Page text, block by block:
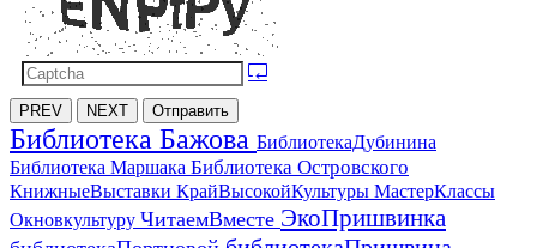
PREV NEXT Отправить
Библиотека Бажова БиблиотекаДубинина
Библиотека Маршака Библиотека Островского
КнижныеВыставки КрайВысокойКультуры МастерКлассы
Окновкультуру ЧитаемВместе ЭкоПришвинка